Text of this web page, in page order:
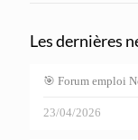
Les dernières
🎯 Forum emploi
23/04/2026